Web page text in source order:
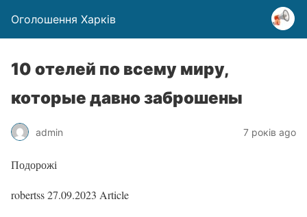
Оголошення Харків
10 отелей по всему миру,
которые давно заброшены
admin 7 років ago
Подорожі
robertss27.09.2023 Article